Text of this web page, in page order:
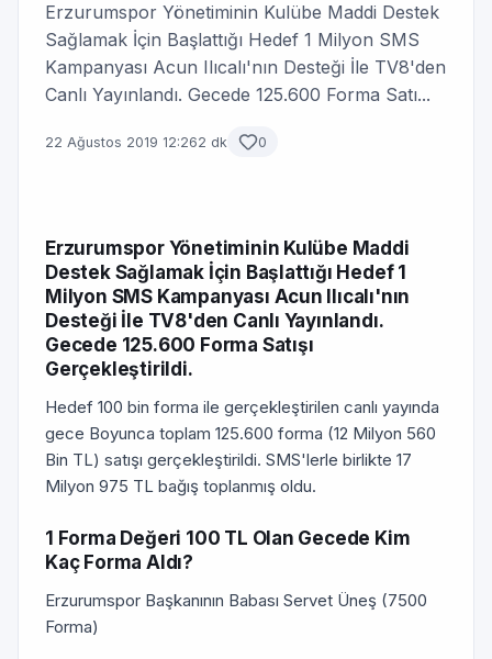
Erzurumspor Yönetiminin Kulübe Maddi Destek
Sağlamak İçin Başlattığı Hedef 1 Milyon SMS
Kampanyası Acun Ilıcalı'nın Desteği İle TV8'den
Canlı Yayınlandı. Gecede 125.600 Forma Satı...
22 Ağustos 2019 12:262 dk 0
Erzurumspor Yönetiminin Kulübe Maddi
Destek Sağlamak İçin Başlattığı Hedef 1
Milyon SMS Kampanyası Acun Ilıcalı'nın
Desteği İle TV8'den Canlı Yayınlandı.
Gecede 125.600 Forma Satışı
Gerçekleştirildi.
Hedef 100 bin forma ile gerçekleştirilen canlı yayında
gece Boyunca toplam 125.600 forma (12 Milyon 560
Bin TL) satışı gerçekleştirildi. SMS'lerle birlikte 17
Milyon 975 TL bağış toplanmış oldu.
1 Forma Değeri 100 TL Olan Gecede Kim
Kaç Forma Aldı?
Erzurumspor Başkanının Babası Servet Üneş (7500
Forma)